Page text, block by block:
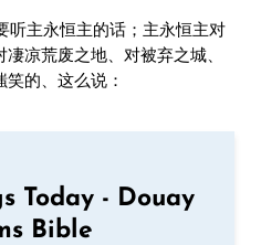
听主永恒主的话；主永恒主对
凉荒废之地、对被弃之城、
的、这么说：
Today - Douay
Bible